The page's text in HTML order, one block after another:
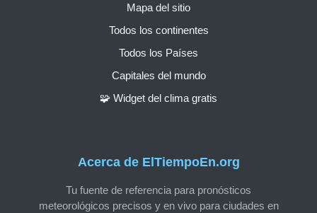
Acerca de ElTiempoEn.org
Tu fuente de referencia para pronósticos
meteorológicos precisos y en vivo para ciudades en
Mapa del sitio
Todos los continentes
Todos los Países
Capitales del mundo
🧩 Widget del clima gratis